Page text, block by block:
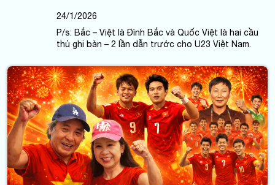
24/1/2026
P/s: Bắc – Việt là Đình Bắc và Quốc Việt là hai cầu
thủ ghi bàn – 2 lần dẫn trước cho U23 Việt Nam.